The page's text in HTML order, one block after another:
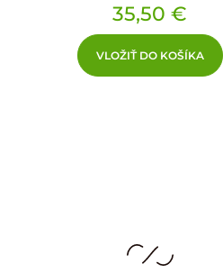
Cena
35,50 €
VLOŽIŤ DO KOŠÍKA